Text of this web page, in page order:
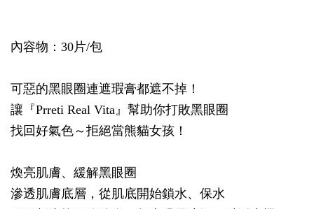
內容物：30片/包
可惡的黑眼圈連遮瑕膏都遮不掉！
讓『Prreti Real Vita』幫助你打敗黑眼圈
找回好氣色～拒絕當熊貓女孩！
煥亮肌膚、緩解黑眼圈
滲透肌膚底層，從肌底開始鎖水、保水